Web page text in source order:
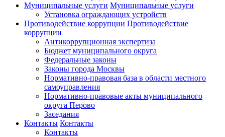
Муниципальные услуги Муниципальные услуги
Установка ограждающих устройств
Противодействие коррупции Противодействие
коррупции
Антикоррупционная экспертиза
Бюджет муниципального округа
Федеральные законы
Законы города Москвы
Нормативно-правовая база в области местного
самоуправления
Нормативно-правовые акты муниципального
округа Перово
Заседания
Контакты Контакты
Контакты